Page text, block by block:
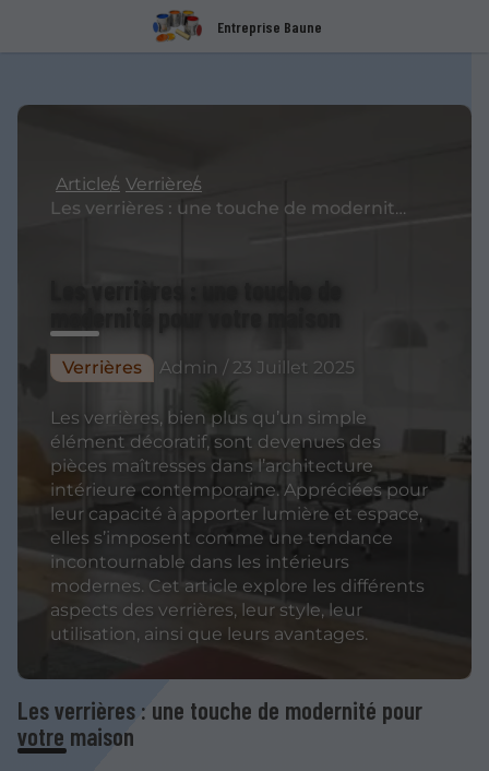
Entreprise Baune
Articles Verrières
Les verrières : une touche de modernité pour votre maison
Les verrières : une touche de
Verrières Admin / 23 Juillet 2025
Les verrières, bien plus qu’un simple
élément décoratif, sont devenues des
pièces maîtresses dans l’architecture
intérieure contemporaine. Appréciées pour
leur capacité à apporter lumière et espace,
elles s’imposent comme une tendance
incontournable dans les intérieurs
modernes. Cet article explore les différents
aspects des verrières, leur style, leur
utilisation, ainsi que leurs avantages.
Les verrières : une touche de modernité pour
votre maison